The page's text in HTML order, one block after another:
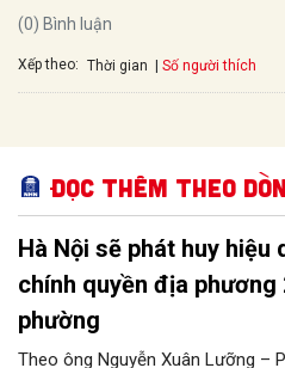
(0) Bình luận
Xếp theo: Thời gian Số người thích
Đọc thêm Theo
Hà Nội sẽ phát huy hiệu
chính quyền địa phương
phường
Theo ông Nguyễn Xuân Lưỡng –